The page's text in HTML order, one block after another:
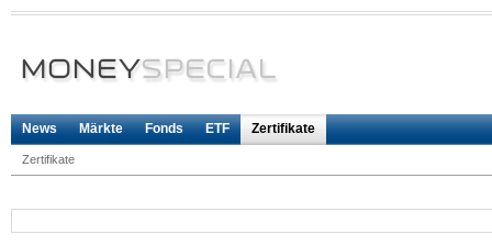
News Märkte Fonds ETF Zertifikate
Zertifikate